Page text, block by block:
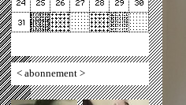
< abonnement >